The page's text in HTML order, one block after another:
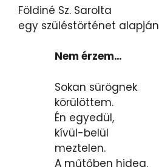
Földiné Sz. Sarolta
egy szüléstörténet alapján
Nem érzem…
Sokan sürögnek
körülöttem.
Én egyedül,
kívül-belül
meztelen.
A műtőben hideg.